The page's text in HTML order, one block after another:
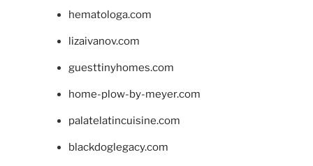
hematologa.com
lizaivanov.com
guesttinyhomes.com
home-plow-by-meyer.com
palatelatincuisine.com
blackdoglegacy.com